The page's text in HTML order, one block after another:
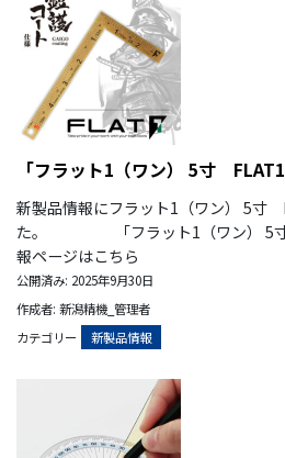
「フラット1（ワン） 5寸
新製品情報にフラット1（ワン） 5寸
た。 「フラット1（ワン） 5寸
報ページはこちら
公開済み: 2025年9月30日
作成者: 新潟精機_管理者
カテゴリー
新製品情報